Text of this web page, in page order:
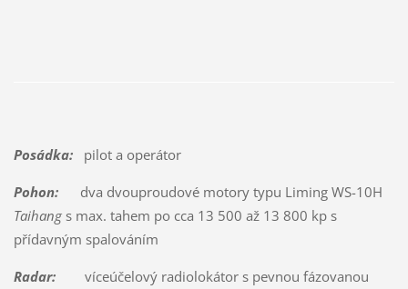
Posádka:pilot a operátor
Pohon:dva dvouproudové motory typu Liming WS-10H
Taihangs max. tahem po cca 13 500 až 13 800 kp s
přídavným spalováním
Radar:víceúčelový radiolokátor s pevnou fázovanou